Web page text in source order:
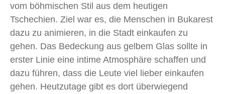
vom böhmischen Stil aus dem heutigen
Tschechien. Ziel war es, die Menschen in Bukarest
dazu zu animieren, in die Stadt einkaufen zu
gehen. Das Bedeckung aus gelbem Glas sollte in
erster Linie eine intime Atmosphäre schaffen und
dazu führen, dass die Leute viel lieber einkaufen
gehen. Heutzutage gibt es dort überwiegend